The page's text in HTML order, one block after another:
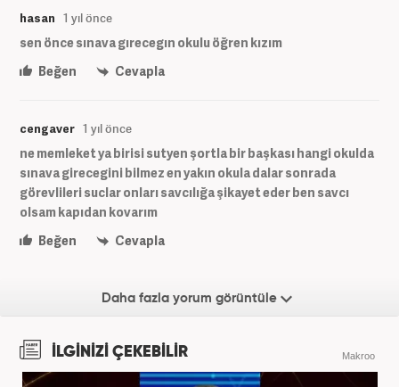
hasan 1 yıl önce
sen önce sınava gırecegın okulu öğren kızım
Beğen
Cevapla
cengaver 1 yıl önce
ne memleket ya birisi sutyen şortla bir başkası hangi okulda
sınava girecegini bilmez en yakın okula dalar sonrada
görevlileri suclar onları savcılığa şikayet eder ben savcı
olsam kapıdan kovarım
Beğen
Cevapla
Daha fazla yorum görüntüle
İLGİNİZİ ÇEKEBİLİR Makroo